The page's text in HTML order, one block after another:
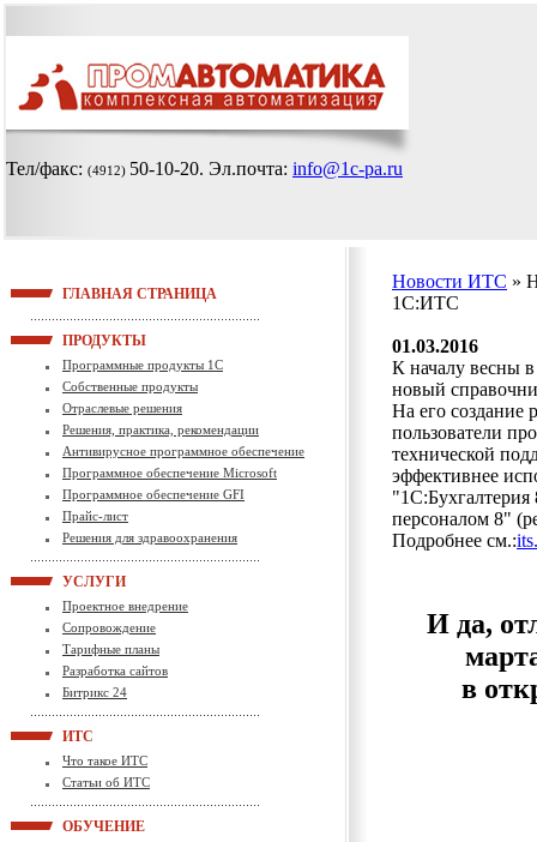
Тел/факс: (4912) 50-10-20. Эл.почта: info@1c-pa.ru
ГЛАВНАЯ СТРАНИЦА
ПРОДУКТЫ
Программные продукты 1С
Собственные продукты
Отраслевые решения
Решения, практика, рекомендации
Антивирусное программное обеспечение
Программное обеспечение Microsoft
Программное обеспечение GFI
Прайс-лист
Решения для здравоохранения
УСЛУГИ
Проектное внедрение
Сопровождение
Тарифные планы
Разработка сайтов
Битрикс 24
ИТС
Что такое ИТС
Статьи об ИТС
ОБУЧЕНИЕ
Новости ИТС »
1С:ИТС
01.03.2016
К началу весны
новый
На его создание
пользователи
технической
эффективнее
персоналом 8"
Подробнее см.:
И да,
в